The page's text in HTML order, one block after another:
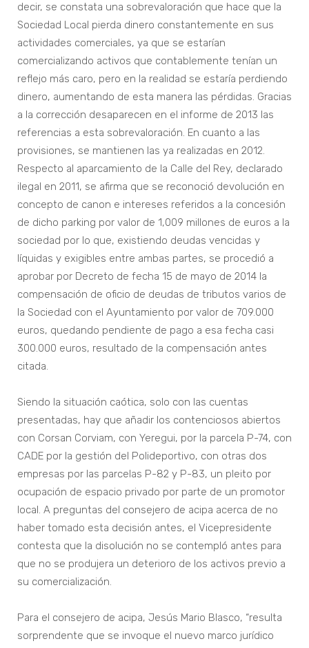
decir, se constata una sobrevaloración que hace que la
Sociedad Local pierda dinero constantemente en sus
actividades comerciales, ya que se estarían
comercializando activos que contablemente tenían un
reflejo más caro, pero en la realidad se estaría perdiendo
dinero, aumentando de esta manera las pérdidas. Gracias
a la corrección desaparecen en el informe de 2013 las
referencias a esta sobrevaloración. En cuanto a las
provisiones, se mantienen las ya realizadas en 2012.
Respecto al aparcamiento de la Calle del Rey, declarado
ilegal en 2011, se afirma que se reconoció devolución en
concepto de canon e intereses referidos a la concesión
de dicho parking por valor de 1,009 millones de euros a la
sociedad por lo que, existiendo deudas vencidas y
líquidas y exigibles entre ambas partes, se procedió a
aprobar por Decreto de fecha 15 de mayo de 2014 la
compensación de oficio de deudas de tributos varios de
la Sociedad con el Ayuntamiento por valor de 709.000
euros, quedando pendiente de pago a esa fecha casi
300.000 euros, resultado de la compensación antes
citada.
Siendo la situación caótica, solo con las cuentas
presentadas, hay que añadir los contenciosos abiertos
con Corsan Corviam, con Yeregui, por la parcela P-74, con
CADE por la gestión del Polideportivo, con otras dos
empresas por las parcelas P-82 y P-83, un pleito por
ocupación de espacio privado por parte de un promotor
local. A preguntas del consejero de acipa acerca de no
haber tomado esta decisión antes, el Vicepresidente
contesta que la disolución no se contempló antes para
que no se produjera un deterioro de los activos previo a
su comercialización.
Para el consejero de acipa, Jesús Mario Blasco, “resulta
sorprendente que se invoque el nuevo marco jurídico